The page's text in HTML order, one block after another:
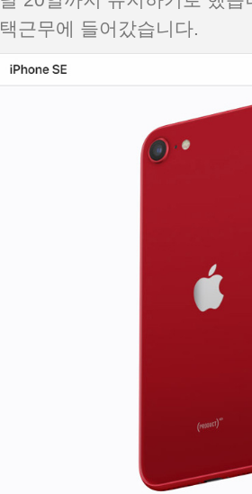
택근무에 들어갔습니다.